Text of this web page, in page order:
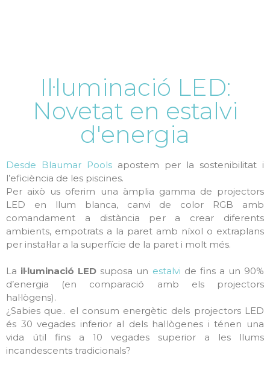
Il·luminació LED:
Novetat en estalvi
d'energia
Desde Blaumar Pools apostem per la sostenibilitat i
l’eficiència de les piscines.
Per això us oferim una àmplia gamma de projectors
LED en llum blanca, canvi de color RGB amb
comandament a distància per a crear diferents
ambients, empotrats a la paret amb níxol o extraplans
per instal·lar a la superfície de la paret i molt més.
La il·luminació LED suposa un estalvi de fins a un 90%
d’energia (en comparació amb els projectors
hal·lògens).
¿Sabies que.. el consum energètic dels projectors LED
és 30 vegades inferior al dels hal·lògenes i ténen una
vida útil fins a 10 vegades superior a les llums
incandescents tradicionals?